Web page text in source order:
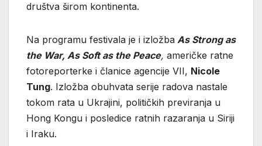
društva širom kontinenta.
Na programu festivala je i izložba As Strong as
the War, As Soft as the Peace, američke ratne
fotoreporterke i članice agencije VII, Nicole
Tung. Izložba obuhvata serije radova nastale
tokom rata u Ukrajini, političkih previranja u
Hong Kongu i posledice ratnih razaranja u Siriji
i Iraku.